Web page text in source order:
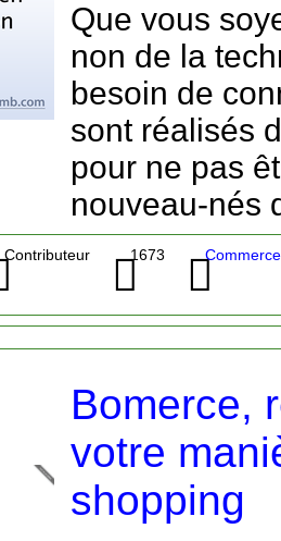
Que vous
non de la
besoin de
sont réalisés
pour ne pas
nouveau-nés
Contributeur 1673
Bomerce,
votre
shopping